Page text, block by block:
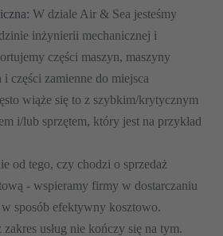
W dziale Air & Sea jesteśmy
inżynierii mechanicznej i
części maszyn, maszyny
części zamienne do miejsca
wiąże się to z szybkim/krytycznym
i/lub sprzętem, który jest na przykład
od tego, czy chodzi o sprzedaż
- wspieramy firmy w dostarczaniu
sposób efektywny kosztowo.
zakres usług nie kończy się na tym.